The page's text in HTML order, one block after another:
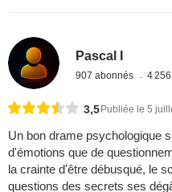
Pascal I
907 abonnés 4
3,5Publiée le 5
Un bon drame psychologique
d'émotions que de
la crainte d'être débusqué, le
questions des secrets ses